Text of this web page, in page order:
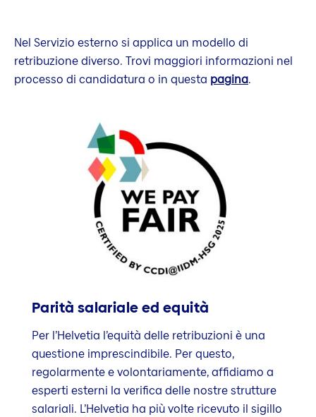
Nel Servizio esterno si applica un modello di
retribuzione diverso. Trovi maggiori informazioni nel
processo di candidatura o in questa pagina.
Parità salariale ed equità
Per l’Helvetia l’equità delle retribuzioni è una
questione imprescindibile. Per questo,
regolarmente e volontariamente, affidiamo a
esperti esterni la verifica delle nostre strutture
salariali. L’Helvetia ha più volte ricevuto il sigillo